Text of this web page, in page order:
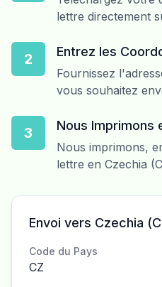
lettre directement
2 Entrez les
Fournissez
vous souhaitez
3 Nous Imprimons
Nous imprimons,
lettre en Czechia
Envoi vers Czechia
Code du Pays
CZ